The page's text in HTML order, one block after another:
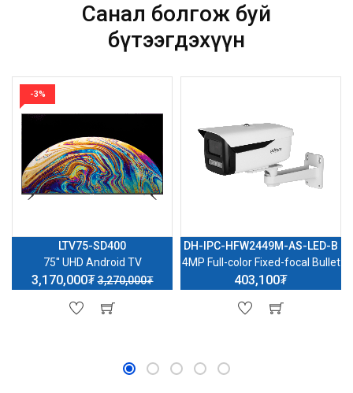
Санал болгож буй
бүтээгдэхүүн
-3%
LTV75-SD400
75'' UHD Android TV
3,170,000₮3,270,000₮
DH-IPC-HFW2449M-AS-LED-B
4MP Full-color Fixed-focal Bullet
403,100₮